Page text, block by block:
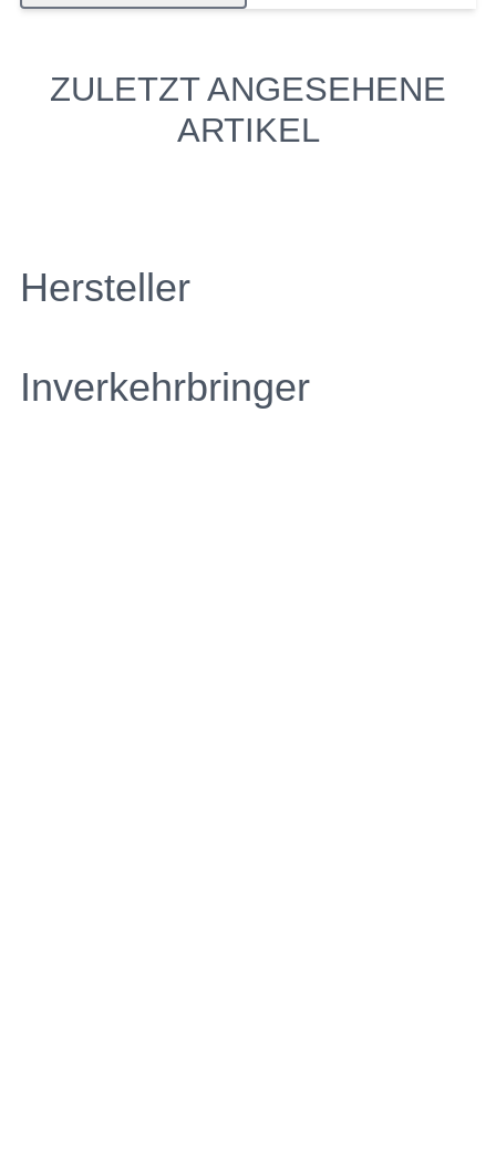
ZULETZT ANGESEHENE
ARTIKEL
Hersteller
Inverkehrbringer